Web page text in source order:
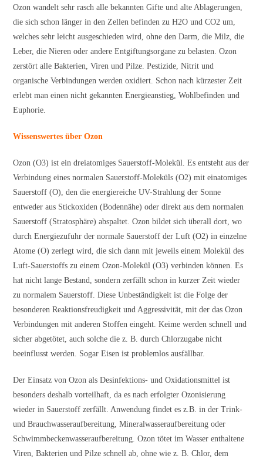
Ozon wandelt sehr rasch alle bekannten Gifte und alte Ablagerungen,
die sich schon länger in den Zellen befinden zu H2O und CO2 um,
welches sehr leicht ausgeschieden wird, ohne den Darm, die Milz, die
Leber, die Nieren oder andere Entgiftungsorgane zu belasten. Ozon
zerstört alle Bakterien, Viren und Pilze. Pestizide, Nitrit und
organische Verbindungen werden oxidiert. Schon nach kürzester Zeit
erlebt man einen nicht gekannten Energieanstieg, Wohlbefinden und
Euphorie.
Wissenswertes über Ozon
Ozon (O3) ist ein dreiatomiges Sauerstoff-Molekül. Es entsteht aus der
Verbindung eines normalen Sauerstoff-Moleküls (O2) mit einatomiges
Sauerstoff (O), den die energiereiche UV-Strahlung der Sonne
entweder aus Stickoxiden (Bodennähe) oder direkt aus dem normalen
Sauerstoff (Stratosphäre) abspaltet. Ozon bildet sich überall dort, wo
durch Energiezufuhr der normale Sauerstoff der Luft (O2) in einzelne
Atome (O) zerlegt wird, die sich dann mit jeweils einem Molekül des
Luft-Sauerstoffs zu einem Ozon-Molekül (O3) verbinden können. Es
hat nicht lange Bestand, sondern zerfällt schon in kurzer Zeit wieder
zu normalem Sauerstoff. Diese Unbeständigkeit ist die Folge der
besonderen Reaktionsfreudigkeit und Aggressivität, mit der das Ozon
Verbindungen mit anderen Stoffen eingeht. Keime werden schnell und
sicher abgetötet, auch solche die z. B. durch Chlorzugabe nicht
beeinflusst werden. Sogar Eisen ist problemlos ausfällbar.
Der Einsatz von Ozon als Desinfektions- und Oxidationsmittel ist
besonders deshalb vorteilhaft, da es nach erfolgter Ozonisierung
wieder in Sauerstoff zerfällt. Anwendung findet es z.B. in der Trink-
und Brauchwasseraufbereitung, Mineralwasseraufbereitung oder
Schwimmbeckenwasseraufbereitung. Ozon tötet im Wasser enthaltene
Viren, Bakterien und Pilze schnell ab, ohne wie z. B. Chlor, dem